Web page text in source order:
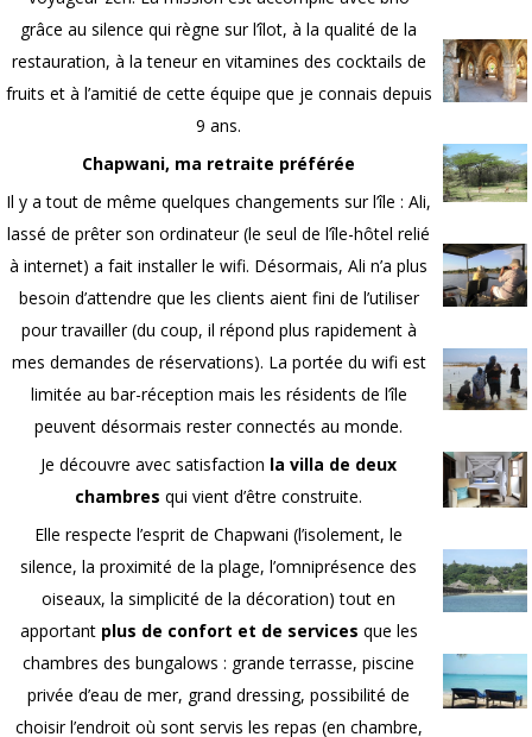
grâce au silence qui règne sur l’îlot, à la qualité de la
restauration, à la teneur en vitamines des cocktails de
fruits et à l’amitié de cette équipe que je connais depuis
9 ans.
Chapwani, ma retraite préférée
Il y a tout de même quelques changements sur l’île : Ali,
lassé de prêter son ordinateur (le seul de l’île-hôtel relié
à internet) a fait installer le wifi. Désormais, Ali n’a plus
besoin d’attendre que les clients aient fini de l’utiliser
pour travailler (du coup, il répond plus rapidement à
mes demandes de réservations). La portée du wifi est
limitée au bar-réception mais les résidents de l’île
peuvent désormais rester connectés au monde.
Je découvre avec satisfaction la villa de deux
chambres qui vient d’être construite.
Elle respecte l’esprit de Chapwani (l’isolement, le
silence, la proximité de la plage, l’omniprésence des
oiseaux, la simplicité de la décoration) tout en
apportantplus de confort et de services que les
chambres des bungalows : grande terrasse, piscine
privée d’eau de mer, grand dressing, possibilité de
choisir l’endroit où sont servis les repas (en chambre,